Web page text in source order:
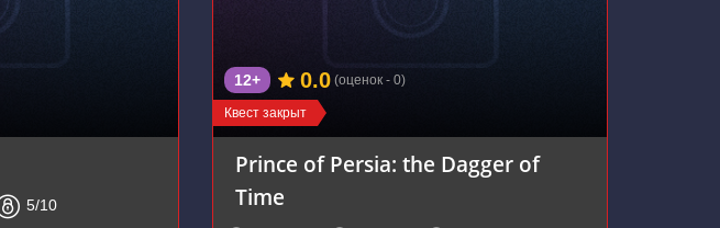
5/10
Квест закрыт
12+ 0.0 (оценок - 0)
Prince of Persia: the Dagger of
Time